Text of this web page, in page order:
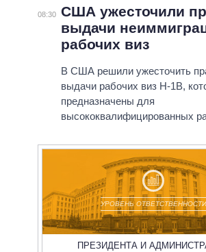
08:30 США ужесточили
выдачи
рабочих виз
В США решили ужесточить
выдачи рабочих виз H-1B,
предназначены для
высококвалифицированных
УРОВЕНЬ ОТВЕТСТВЕННОСТИ
ПРЕЗИДЕНТА И